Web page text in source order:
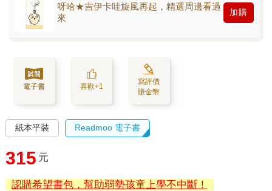
呀哈★吉伊卡哇旋風再起，精選周邊看過
來
加購
電子書 喜歡+1
寫評價
賺金幣
紙本平裝 Readmoo 電子書
315 元
認購希望書包，幫助弱勢孩童上學不中斷！